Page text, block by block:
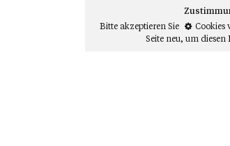
Bitte akzeptieren Sie
Cookies
Seite neu, um diesen